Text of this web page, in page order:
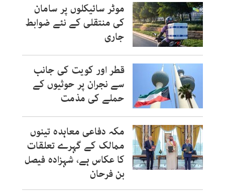
موٹر سائیکلوں پر سامان
کی منتقلی کے نئے ضوابط
جاری
قطر اور کویت کی جانب
سے نجران پر حوثیوں کے
حملے کی مذمت
مکہ دفاعی معاہدہ تینوں
ممالک کے گہرے تعلقات
کا عکاس ہے، شہزادہ فیصل
بن فرحان